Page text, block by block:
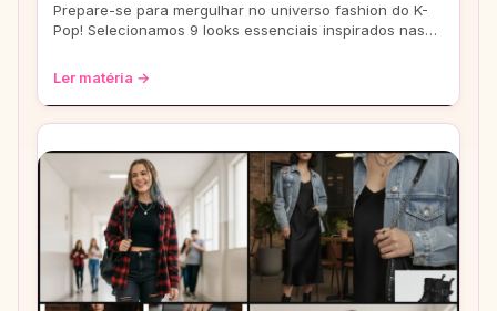
Prepare-se para mergulhar no universo fashion do K-
Pop! Selecionamos 9 looks essenciais inspirados nas
Ler matéria →